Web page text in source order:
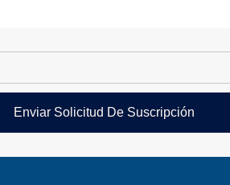
Enviar Solicitud De Suscripción